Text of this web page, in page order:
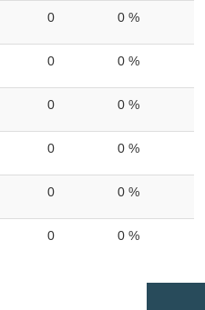
0 0 %
0 0 %
0 0 %
0 0 %
0 0 %
0 0 %